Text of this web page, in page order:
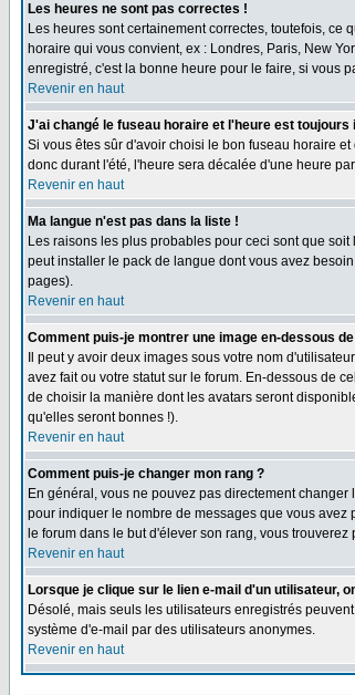
Les heures ne sont pas correctes !
Les heures sont certainement correctes, toutefois,
horaire qui vous convient, ex : Londres, Paris, New
enregistré, c'est la bonne heure pour le faire, si vous
Revenir en haut
J'ai changé le fuseau horaire et l'heure est toujours
Si vous êtes sûr d'avoir choisi le bon fuseau horaire
donc durant l'été, l'heure sera décalée d'une heure
Revenir en haut
Ma langue n'est pas dans la liste !
Les raisons les plus probables pour ceci sont que
peut installer le pack de langue dont vous avez
pages).
Revenir en haut
Comment puis-je montrer une image en-dessous
Il peut y avoir deux images sous votre nom
avez fait ou votre statut sur le forum. En-dessous de
de choisir la manière dont les avatars seront
qu'elles seront bonnes !).
Revenir en haut
Comment puis-je changer mon rang ?
En général, vous ne pouvez pas directement
pour indiquer le nombre de messages que vous
le forum dans le but d'élever son rang, vous
Revenir en haut
Lorsque je clique sur le lien e-mail d'un utilisateur,
Désolé, mais seuls les utilisateurs enregistrés
système d'e-mail par des utilisateurs anonymes.
Revenir en haut